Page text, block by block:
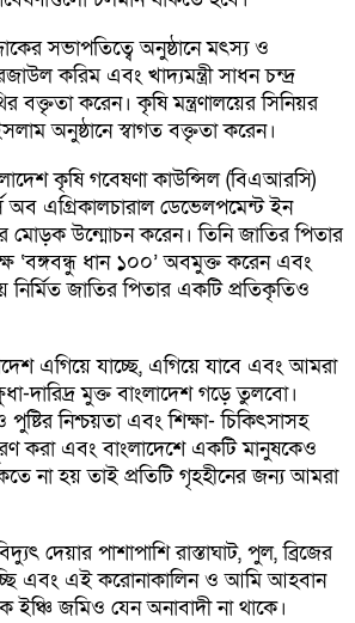
সভাপতিত্বে অনুষ্ঠানে মৎস্য ও
করিম এবং খাদ্যমন্ত্রী সাধন চন্দ্র
বক্তৃতা করেন। কৃষি মন্ত্রণালয়ের সিনিয়র
অনুষ্ঠানে স্বাগত বক্তৃতা করেন।
কৃষি গবেষণা কাউন্সিল (বিএআরসি)
অব এগ্রিকালচারাল ডেভেলপমেন্ট ইন
মোড়ক উন্মোচন করেন। তিনি জাতির পিতার
‘বঙ্গবন্ধু ধান ১০০’ অবমুক্ত করেন এবং
নির্মিত জাতির পিতার একটি প্রতিকৃতিও
এগিয়ে যাচ্ছে, এগিয়ে যাবে এবং আমরা
দারিদ্র মুক্ত বাংলাদেশ গড়ে তুলবো।
নিশ্চয়তা এবং শিক্ষা- চিকিৎসাসহ
করা এবং বাংলাদেশে একটি মানুষকেও
না হয় তাই প্রতিটি গৃহহীনের জন্য আমরা
দেয়ার পাশাপাশি রাস্তাঘাট, পুল, ব্রিজের
এবং এই করোনাকালিন ও আমি আহবান
ইঞ্চি জমিও যেন অনাবাদী না থাকে।